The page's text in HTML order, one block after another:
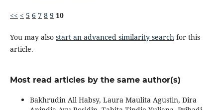
<< < 5 6 7 8 9 10
You may also start an advanced similarity searchfor this
article.
Most read articles by the same author(s)
Bakhrudin All Habsy, Laura Maulita Agustin, Dira